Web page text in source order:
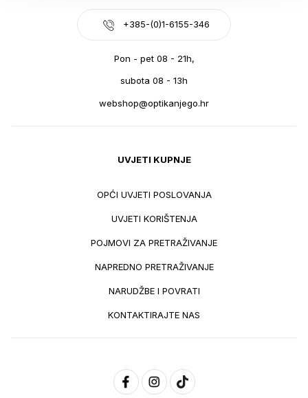
+385-(0)1-6155-346
Pon - pet 08 - 21h,
subota 08 - 13h
webshop@optikanjego.hr
UVJETI KUPNJE
OPĆI UVJETI POSLOVANJA
UVJETI KORIŠTENJA
POJMOVI ZA PRETRAŽIVANJE
NAPREDNO PRETRAŽIVANJE
NARUDŽBE I POVRATI
KONTAKTIRAJTE NAS